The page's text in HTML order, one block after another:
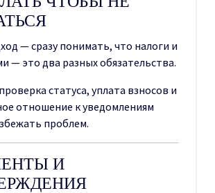
— сразу понимать, что налоги и
— это два разных обязательства.
статуса, уплата взносов и
отношение к уведомлениям
проблем.
И